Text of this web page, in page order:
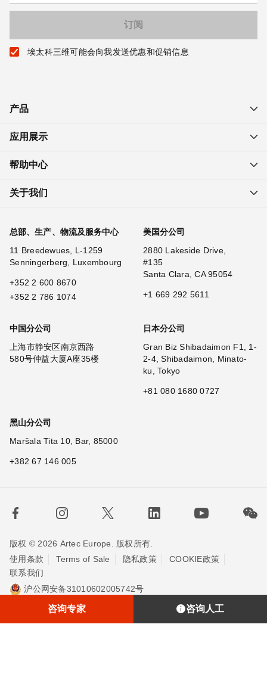
咨询人工
埃太科三维可能会向我发送优惠和促销信息
产品
应用展示
帮助中心
关于我们
总部、生产、物流及服务中心
11 Breedewues, L-1259
Senningerberg, Luxembourg
+352 2 600 8670
+352 2 786 1074
美国分公司
2880 Lakeside Drive,
#135
Santa Clara, CA 95054
+1 669 292 5611
中国分公司
上海市静安区南京西路
580号仲益大厦A座35楼
日本分公司
Gran Biz Shibadaimon F1, 1-
2-4, Shibadaimon, Minato-
ku, Tokyo
+81 080 1680 0727
黑山分公司
Maršala Tita 10, Bar, 85000
+382 67 146 005
版权 © 2026 Artec Europe. 版权所有.
使用条款
Terms of Sale 隐私政策
COOKIE政策
联系我们
沪公网安备31010602005742号
埃太科™（上海）贸易有限责任公司
沪ICP备20013748号-2
咨询专家